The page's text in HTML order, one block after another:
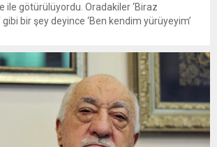
ile götürülüyordu. Oradakiler ‘Biraz
bir şey deyince ‘Ben kendim yürüyeyim’
ve...